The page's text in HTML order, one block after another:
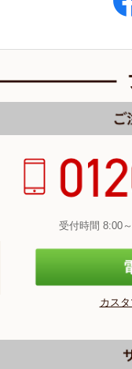
受付時間 8:00
カス